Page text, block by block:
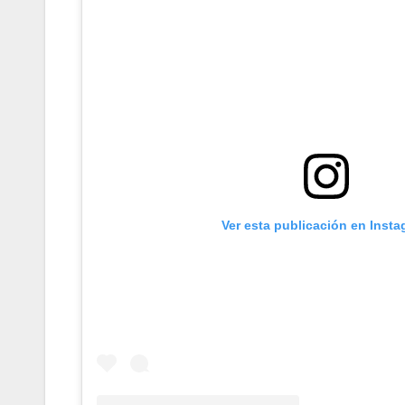
Ver esta publicación en